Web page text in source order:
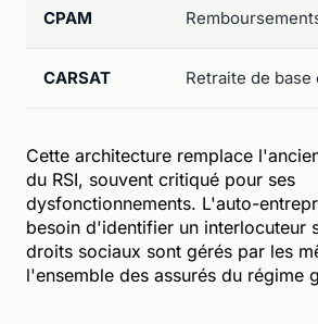
CPAM
CARSAT Retraite de
Cette architecture remplace
du RSI, souvent critiqué pour ses
dysfonctionnements. L'auto-
besoin d'identifier un interlocuteur
droits sociaux sont gérés par les
l'ensemble des assurés du régime